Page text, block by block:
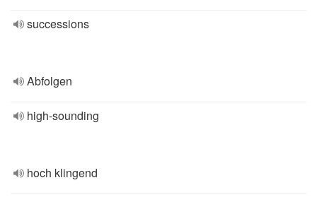
successions
Abfolgen
high-sounding
hoch klingend